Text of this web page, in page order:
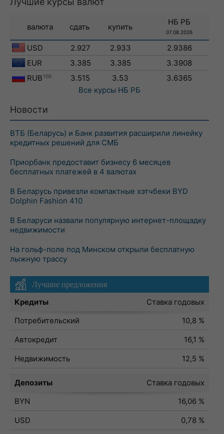
валюта сдать купить
НБ РБ
07.08.2026
USD 2.927 2.933
2.9386
EUR
3.385 3.385
3.3908
RUB 100 3.515 3.53
3.6365
Все курсы НБ РБ
Новости
ВТБ (Беларусь) и Банк развития расширили линейку
кредитных решений для СМБ
Приорбанк предоставит бизнесу 6 месяцев
бесплатных платежей в 4 валютах
В Беларусь привезли компактные хэтчбеки BYD
Dolphin Fashion 410
В Беларуси назвали популярную интернет-площадку
недвижимости
На гольф-поле под Минском открыли бесплатную
лыжную трассу
Лучшие предложения
Кредиты
Ставка годовых
Потребительский
10,8 %
Автокредит
16,1 %
Недвижимость
12,5 %
Депозиты
Ставка годовых
BYN
16,06 %
USD
0,78 %